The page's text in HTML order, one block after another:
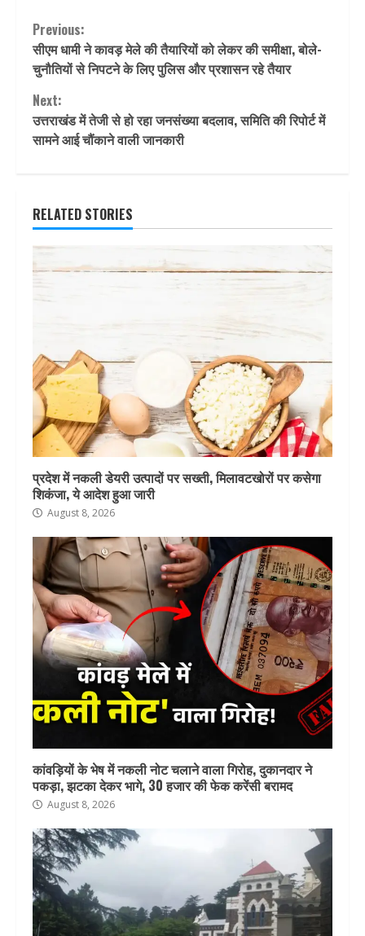
Continue
Reading
Previous:
सीएम धामी ने कावड़ मेले की तैयारियों को लेकर की समीक्षा, बोले-
चुनौतियों से निपटने के लिए पुलिस और प्रशासन रहे तैयार
Next:
उत्तराखंड में तेजी से हो रहा जनसंख्‍या बदलाव, समिति की रिपोर्ट में
सामने आई चौंकाने वाली जानकारी
RELATED STORIES
प्रदेश में नकली डेयरी उत्पादों पर सख्ती, मिलावटखोरों पर कसेगा
शिकंजा, ये आदेश हुआ जारी
August 8, 2026
कांवड़ियों के भेष में नकली नोट चलाने वाला गिरोह, दुकानदार ने
पकड़ा, झटका देकर भागे, 30 हजार की फेक करेंसी बरामद
August 8, 2026